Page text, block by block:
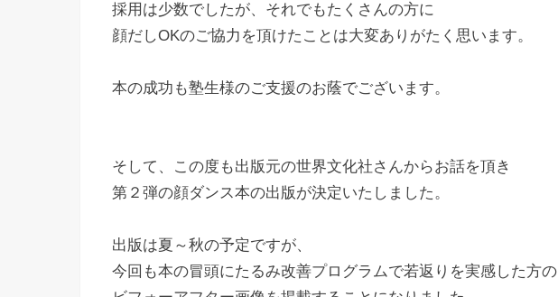
採用は少数でしたが、それでもたくさんの方に
顔だしOKのご協力を頂けたことは大変ありがたく思います。
本の成功も塾生様のご支援のお蔭でございます。
そして、この度も出版元の世界文化社さんからお話を頂き
第２弾の顔ダンス本の出版が決定いたしました。
出版は夏～秋の予定ですが、
今回も本の冒頭にたるみ改善プログラムで若返りを実感した方の